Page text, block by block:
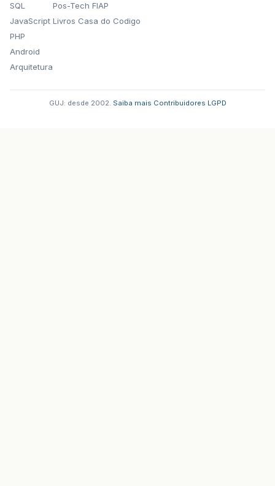
SQL
JavaScript
PHP
Android
Arquitetura
Pos-Tech FIAP
Livros Casa do Codigo
GUJ: desde 2002. Saiba mais Contribuidores LGPD